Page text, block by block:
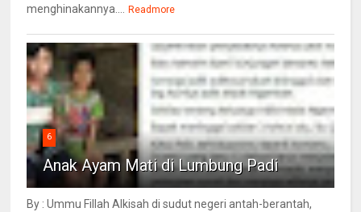
menghinakannya.... Readmore
6
Anak Ayam Mati di Lumbung Padi
By : Ummu Fillah Alkisah di sudut negeri antah-berantah,